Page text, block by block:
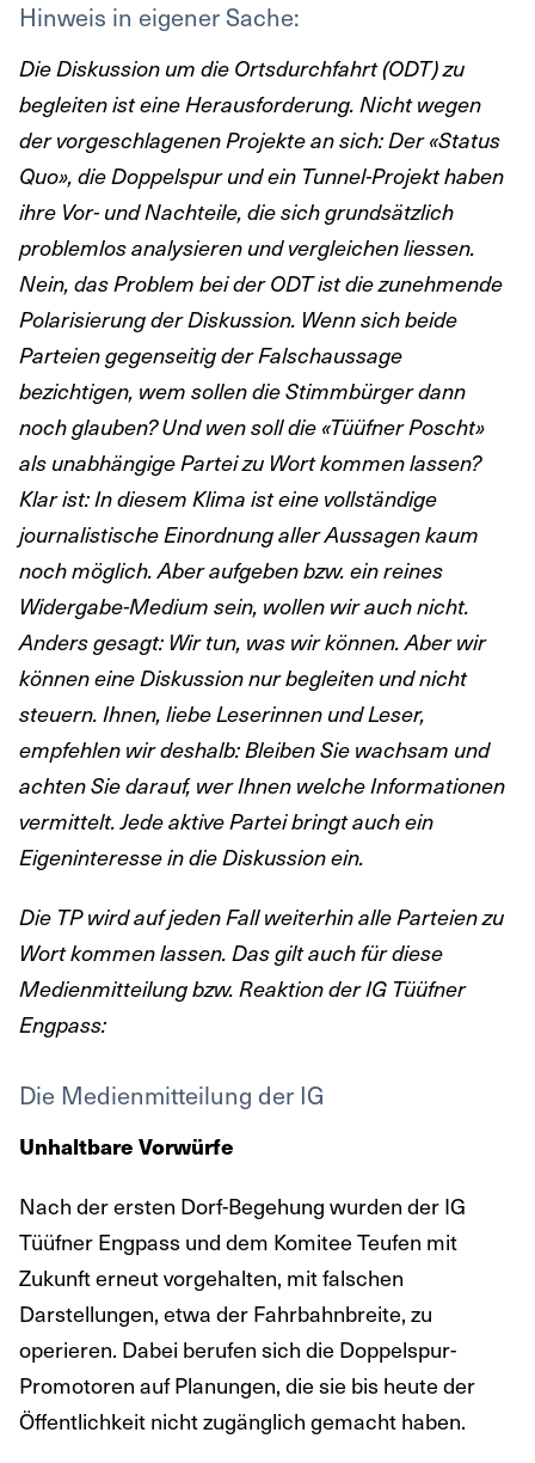
Hinweis in eigener Sache:
Die Diskussion um die Ortsdurchfahrt (ODT) zu
begleiten ist eine Herausforderung. Nicht wegen
der vorgeschlagenen Projekte an sich: Der «Status
Quo», die Doppelspur und ein Tunnel-Projekt haben
ihre Vor- und Nachteile, die sich grundsätzlich
problemlos analysieren und vergleichen liessen.
Nein, das Problem bei der ODT ist die zunehmende
Polarisierung der Diskussion. Wenn sich beide
Parteien gegenseitig der Falschaussage
bezichtigen, wem sollen die Stimmbürger dann
noch glauben? Und wen soll die «Tüüfner Poscht»
als unabhängige Partei zu Wort kommen lassen?
Klar ist: In diesem Klima ist eine vollständige
journalistische Einordnung aller Aussagen kaum
noch möglich. Aber aufgeben bzw. ein reines
Widergabe-Medium sein, wollen wir auch nicht.
Anders gesagt: Wir tun, was wir können. Aber wir
können eine Diskussion nur begleiten und nicht
steuern. Ihnen, liebe Leserinnen und Leser,
empfehlen wir deshalb: Bleiben Sie wachsam und
achten Sie darauf, wer Ihnen welche Informationen
vermittelt. Jede aktive Partei bringt auch ein
Eigeninteresse in die Diskussion ein.
Die TP wird auf jeden Fall weiterhin alle Parteien zu
Wort kommen lassen. Das gilt auch für diese
Medienmitteilung bzw. Reaktion der IG Tüüfner
Engpass:
Die Medienmitteilung der IG
Unhaltbare Vorwürfe
Nach der ersten Dorf-Begehung wurden der IG
Tüüfner Engpass und dem Komitee Teufen mit
Zukunft erneut vorgehalten, mit falschen
Darstellungen, etwa der Fahrbahnbreite, zu
operieren. Dabei berufen sich die Doppelspur-
Promotoren auf Planungen, die sie bis heute der
Öffentlichkeit nicht zugänglich gemacht haben.